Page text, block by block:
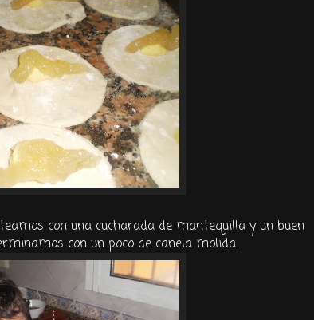
con una cucharada de mantequilla y un buen
con un poco de canela molida.